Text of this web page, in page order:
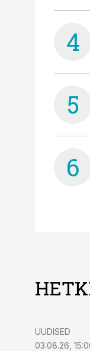
4
5
6
UUDISED
03.08.26,